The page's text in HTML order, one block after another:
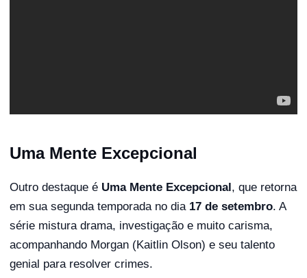
Uma Mente Excepcional
Outro destaque é Uma Mente Excepcional, que retorna
em sua segunda temporada no dia 17 de setembro. A
série mistura drama, investigação e muito carisma,
acompanhando Morgan (Kaitlin Olson) e seu talento
genial para resolver crimes.